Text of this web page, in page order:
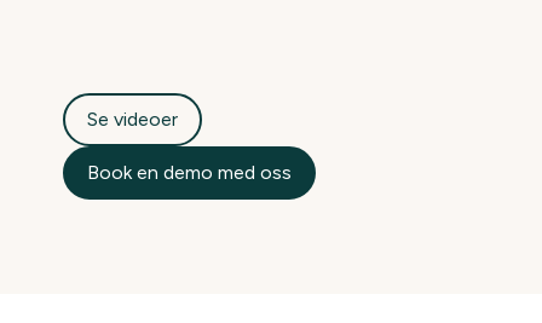
Se videoer
Book en demo med oss